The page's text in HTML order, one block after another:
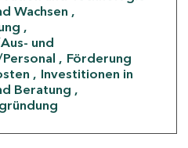
Wachsen
und
Förderung
Investitionen in
Beratung